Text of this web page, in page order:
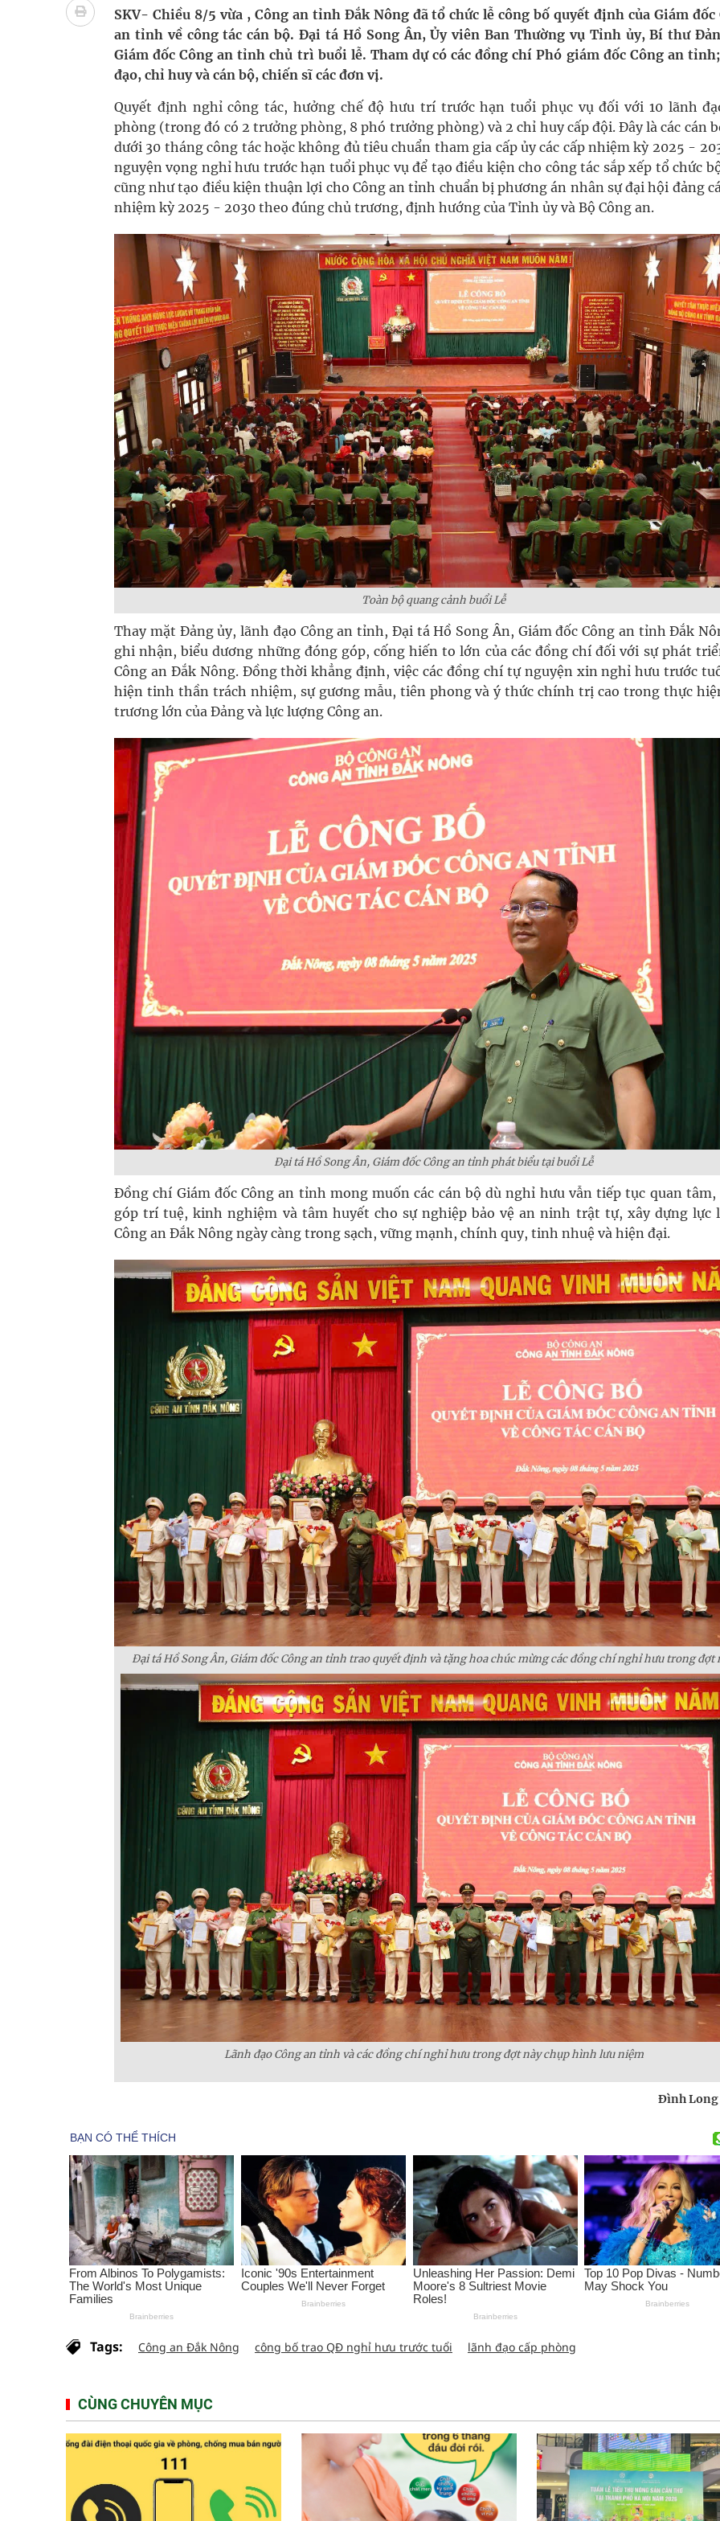
Tác Dụng Chống Kết Tập Tiểu Cầu Và Chống Đông Máu Của Các Loài Nhân Sâm (Panax Spp.): Tổng
Quan Bằng Chứng Dược Lý Và Cơ Chế Phân Tử
Xây dựng bản đồ mạng lưới cấp cứu ngoại viện toàn quốc
Dự báo thời tiết ngày 08/8/2026: Bắc Bộ nắng nóng, nhiệt độ cao nhất 35 độ
Đắk Lắk: Đẩy nhanh tiến độ khám sức khỏe định kỳ, khám sàng lọc cho người dân
SKV- Chiều 8/5 vừa , Công an tỉnh Đắk Nông đã tổ chức lễ công bố quyết định của Giám đốc
an tỉnh về công tác cán bộ. Đại tá Hồ Song Ân, Ủy viên Ban Thường vụ Tỉnh ủy, Bí thư
Giám đốc Công an tỉnh chủ trì buổi lễ. Tham dự có các đồng chí Phó giám đốc Công an
đạo, chỉ huy và cán bộ, chiến sĩ các đơn vị.
Quyết định nghỉ công tác, hưởng chế độ hưu trí trước hạn tuổi phục vụ đối với 10 lãnh
phòng (trong đó có 2 trưởng phòng, 8 phó trưởng phòng) và 2 chỉ huy cấp đội. Đây là các cán
dưới 30 tháng công tác hoặc không đủ tiêu chuẩn tham gia cấp ủy các cấp nhiệm kỳ 2025 -
nguyện vọng nghỉ hưu trước hạn tuổi phục vụ để tạo điều kiện cho công tác sắp xếp tổ chức
cũng như tạo điều kiện thuận lợi cho Công an tỉnh chuẩn bị phương án nhân sự đại hội đảng
nhiệm kỳ 2025 - 2030 theo đúng chủ trương, định hướng của Tỉnh ủy và Bộ Công an.
Toàn bộ quang cảnh buổi Lễ
Thay mặt Đảng ủy, lãnh đạo Công an tỉnh, Đại tá Hồ Song Ân, Giám đốc Công an tỉnh Đắk
ghi nhận, biểu dương những đóng góp, cống hiến to lớn của các đồng chí đối với sự phát
Công an Đắk Nông. Đồng thời khẳng định, việc các đồng chí tự nguyện xin nghỉ hưu trước
hiện tinh thần trách nhiệm, sự gương mẫu, tiên phong và ý thức chính trị cao trong thực
trương lớn của Đảng và lực lượng Công an.
Đại tá Hồ Song Ân, Giám đốc Công an tỉnh phát biểu tại buổi Lễ
Đồng chí Giám đốc Công an tỉnh mong muốn các cán bộ dù nghỉ hưu vẫn tiếp tục quan tâm,
góp trí tuệ, kinh nghiệm và tâm huyết cho sự nghiệp bảo vệ an ninh trật tự, xây dựng lực
Công an Đắk Nông ngày càng trong sạch, vững mạnh, chính quy, tinh nhuệ và hiện đại.
Đại tá Hồ Song Ân, Giám đốc Công an tỉnh trao quyết định và tặng hoa chúc mừng các đồng chí nghỉ hưu trong đợt
Lãnh đạo Công an tỉnh và các đồng chí nghỉ hưu trong đợt này chụp hình lưu niệm
Đình
Tags: Công an Đắk Nông công bố trao QĐ nghỉ hưu trước tuổi lãnh đạo cấp phòng
CÙNG CHUYÊN MỤC